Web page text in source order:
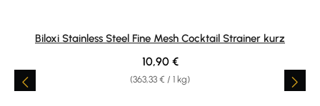
Biloxi Stainless Steel Fine Mesh Cocktail Strainer kurz
(363,33 € / 1 kg)
Regulärer Preis:
10,90 €